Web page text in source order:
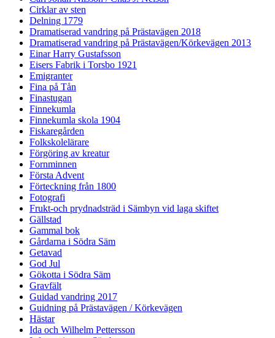
Cirklar av sten
Delning 1779
Dramatiserad vandring på Prästavägen 2018
Dramatiserad vandring på Prästavägen/Körkevägen 2013
Einar Harry Gustafsson
Eisers Fabrik i Torsbo 1921
Emigranter
Fina på Tån
Finastugan
Finnekumla
Finnekumla skola 1904
Fiskaregården
Folkskolelärare
Förgöring av kreatur
Fornminnen
Första Advent
Förteckning från 1800
Fotografi
Frukt-och prydnadsträd i Sämbyn vid laga skiftet
Gällstad
Gammal bok
Gårdarna i Södra Säm
Getavad
God Jul
Gökotta i Södra Säm
Gravfält
Guidad vandring 2017
Guidning på Prästavägen / Körkevägen
Hästar
Ida och Wilhelm Pettersson